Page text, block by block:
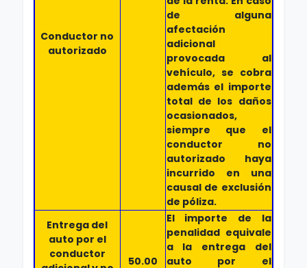
Conductor no
autorizado
de alguna
afectación
adicional
provocada al
vehículo, se cobra
además el importe
total de los daños
ocasionados,
siempre que el
conductor no
autorizado haya
incurrido en una
causal de exclusión
de póliza.
Entrega del
auto por el
conductor
50.00
El importe de la
penalidad equivale
a la entrega del
auto por el